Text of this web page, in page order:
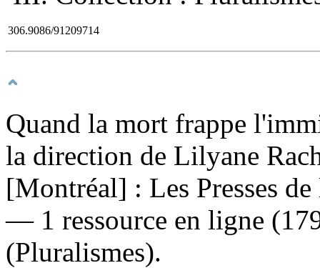
306.9086/91209714
Quand la mort frappe
la direction de Lilyane
[Montréal] : Les Presses
— 1 ressource en ligne
(Pluralismes).